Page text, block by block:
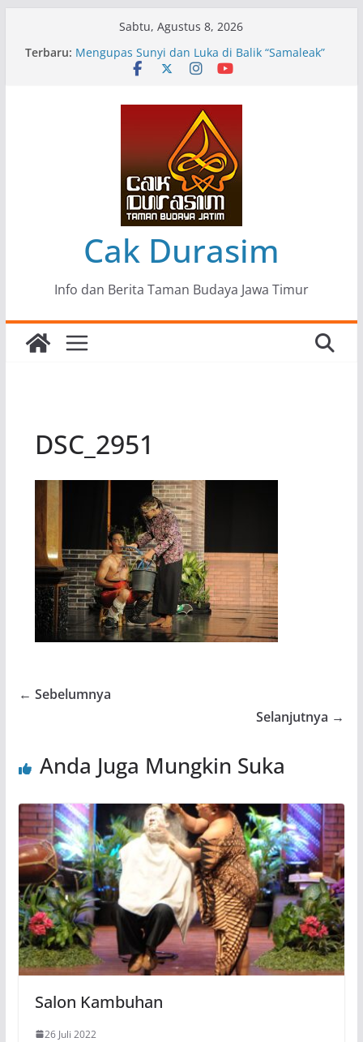
Sabtu, Agustus 8, 2026
Terbaru: Pameran Lukisan Komunitas Patria Seni Rupa
Kota Blitar : Ketika “Bergerak” Menjadi Mantra
Mengupas Sunyi dan Luka di Balik “Samaleak”
Menjaga Marwah Seni dan Budaya: Catatan
Kunjungan Kerja Ir. Bambang Haryo Soekartono
(BHS) Anggota DPR RI ke Taman Budaya Jawa
Pameran Tunggal 35 Karya Agus Koecink
“Tumbang Tambang”, Ungkapan Kritis Tentang
Derita Pekerja Pertambangan
Cak Durasim
Info dan Berita Taman Budaya Jawa Timur
DSC_2951
← Sebelumnya
Selanjutnya →
Anda Juga Mungkin Suka
Salon Kambuhan
26 Juli 2022